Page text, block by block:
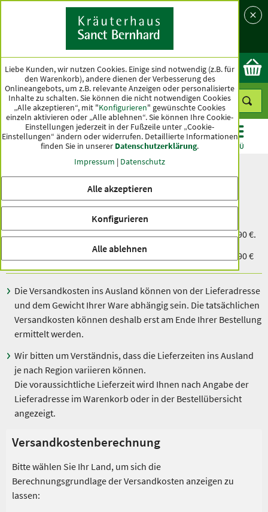
Land
Ok
KATEGORIEN ANGEBOTE TOPSELLER MENÜ
Versand
Wir liefern in Deutschland versandkostenfrei ab 50,00 €
Unter 50,00 € Bestellwert betragen die Versandkosten 2,90 €.
Unter 25,00 € Bestellwert betragen die Versandkosten 4,90 €
Die Versandkosten ins Ausland können von der Lieferadresse
und dem Gewicht Ihrer Ware abhängig sein. Die tatsächlichen
Versandkosten können deshalb erst am Ende Ihrer Bestellung
ermittelt werden.
Wir bitten um Verständnis, dass die Lieferzeiten ins Ausland
je nach Region variieren können.
Die voraussichtliche Lieferzeit wird Ihnen nach Angabe der
Lieferadresse im Warenkorb oder in der Bestellübersicht
angezeigt.
Versandkostenberechnung
Bitte wählen Sie Ihr Land, um sich die
Berechnungsgrundlage der Versandkosten anzeigen zu
lassen:
Liebe Kunden, wir nutzen Cookies. Einige sind notwendig (z.B. für
den Warenkorb), andere dienen der Verbesserung des
Onlineangebots, um z.B. relevante Anzeigen oder personalisierte
Inhalte zu schalten. Sie können die nicht notwendigen Cookies
„Alle akzeptieren“, mit "Konfigurieren" gewünschte Cookies
einzeln aktivieren oder „Alle ablehnen“. Sie können Ihre Cookie-
Einstellungen jederzeit in der Fußzeile unter „Cookie-
Einstellungen“ ändern oder widerrufen. Detaillierte Informationen
finden Sie in unserer Datenschutzerklärung.
Impressum | Datenschutz
Alle akzeptieren
Konfigurieren
Alle ablehnen